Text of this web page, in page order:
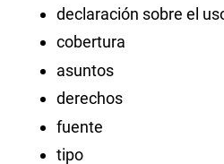
declaración sobre el
cobertura
asuntos
derechos
fuente
tipo